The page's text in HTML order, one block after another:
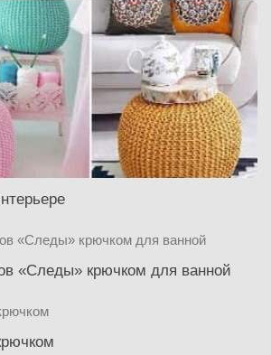
«Следы» крючком для ванной